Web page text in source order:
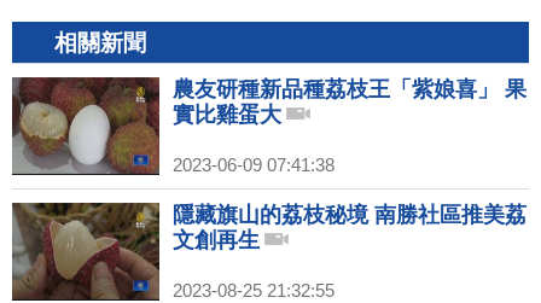
相關新聞
農友研種新品種荔枝王「紫娘喜」 果
實比雞蛋大
2023-06-09 07:41:38
隱藏旗山的荔枝秘境 南勝社區推美荔
文創再生
2023-08-25 21:32:55